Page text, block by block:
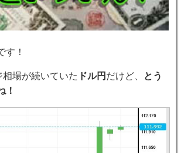
す！
場が続いていた ドル円 だけど、
とう
！